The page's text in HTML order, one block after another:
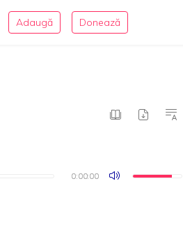
Adaugă Donează
0:00:00
0:00:00